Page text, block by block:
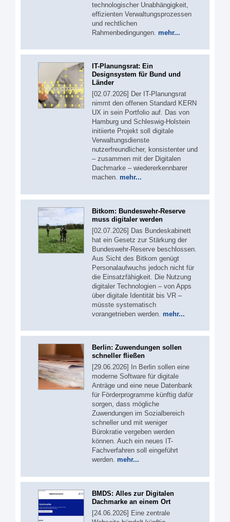
technologischer Unabhängigkeit,
effizienten Verwaltungsprozessen
und rechtlichen
Rahmenbedingungen. mehr...
IT-Planungsrat: Ein
Designsystem für Bund und
Länder
[02.07.2026] Der IT-Planungsrat
nimmt den offenen Standard KERN
UX in sein Portfolio auf. Das von
Hamburg und Schleswig-Holstein
initiierte Projekt soll digitale
Verwaltungsdienste
nutzerfreundlicher, konsistenter und
– zusammen mit der Digitalen
Dachmarke – wiedererkennbarer
machen. mehr...
Bitkom: Bundeswehr-Reserve
muss digitaler werden
[02.07.2026] Das Bundeskabinett
hat ein Gesetz zur Stärkung der
Bundeswehr-Reserve beschlossen.
Aus Sicht des Bitkom genügt
Personalaufwuchs jedoch nicht für
die Einsatzfähigkeit. Die Nutzung
digitaler Technologien – von Apps
über digitale Identität bis VR –
müsste systematisch
vorangetrieben werden. mehr...
Berlin: Zuwendungen sollen
schneller fließen
[29.06.2026] In Berlin sollen eine
moderne Software für digitale
Anträge und eine neue Datenbank
für Förderprogramme künftig dafür
sorgen, dass mögliche
Zuwendungen im Sozialbereich
schneller und mit weniger
Bürokratie vergeben werden
können. Auch ein neues IT-
Fachverfahren soll eingeführt
werden. mehr...
BMDS: Alles zur Digitalen
Dachmarke an einem Ort
[24.06.2026] Eine zentrale